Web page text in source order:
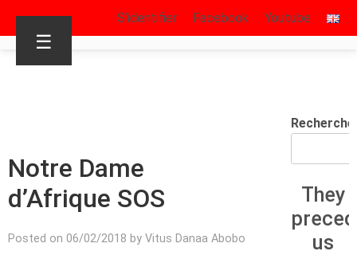
S’identifier Facebook Youtube
☰
Notre Dame
d’Afrique SOS
Posted on 06/02/2018 by Vitus Danaa Abobo
They
us